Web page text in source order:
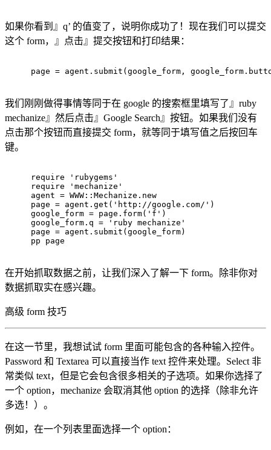
如果你看到』q’ 的值变了，说明你成功了！现在我们可以提交
这个 form，』点击』提交按钮和打印结果：
page = agent.submit(google_form,
我们刚刚做得事情等同于在 google 的搜索框里填写了』ruby
mechanize』然后点击』Google Search』按钮。如果我们没有
点击那个按钮而直接提交 form，就等同于填写值之后按回车
键。
require
'rubygems'
require
'mechanize'
agent = WWW : :Mechanize .new
page = agent.get( 'http://google.com/' )
google_form = page.form( 'f' )
google_form.q =
'ruby mechanize'
page = agent.submit(google_form)
pp page
在开始抓取数据之前，让我们深入了解一下 form。除非你对
数据抓取实在感兴趣。
高级 form 技巧
在这一节里，我想试试 form 里面可能包含的各种输入控件。
Password 和 Textarea 可以直接当作 text 控件来处理。Select 非
常类似 text，但是它会包含很多相关的子选项。如果你选择了
一个 option，mechanize 会取消其他 option 的选择（除非允许
多选！）。
例如，在一个列表里面选择一个 option：